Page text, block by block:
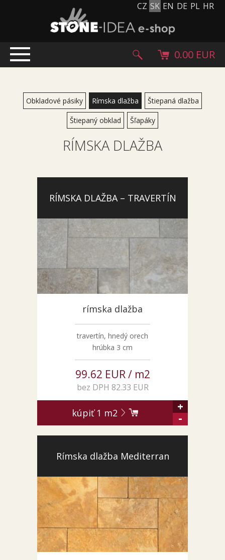
CZ SK EN DE PL HR
PRODUKTY
Kamenný koberec
Kamenné dlažby a obklady
Ohrúhliaky, kamienky, granulát
Výrobky z kameňa
Kamenné bloky
Creative Floor
Terazzo
ZÁKAZKY NA MIERU
NOVINKY
SHOWROOM
KONTAKT
0.00 EUR
Obkladové pásiky Rímska dlažba Štiepaná dlažba
Štiepaný obklad Šľapáky
RÍMSKA DLAŽBA
RÍMSKA DLAŽBA – TRAVERTÍN
rímska dlažba
travertín, hnedý orech
hrúbka 3 cm
99.62 EUR / m2
bez DPH 82.33 EUR
kúpiť1 m2
+
-
Rímska dlažba Mediterran